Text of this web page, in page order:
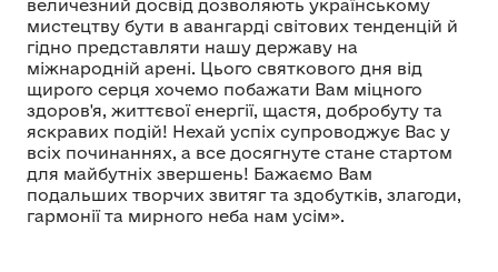
величезний досвід дозволяють українському
мистецтву бути в авангарді світових тенденцій й
гідно представляти нашу державу на
міжнародній арені. Цього святкового дня від
щирого серця хочемо побажати Вам міцного
здоров'я, життєвої енергії, щастя, добробуту та
яскравих подій! Нехай успіх супроводжує Вас у
всіх починаннях, а все досягнуте стане стартом
для майбутніх звершень! Бажаємо Вам
подальших творчих звитяг та здобутків, злагоди,
гармонії та мирного неба нам усім».